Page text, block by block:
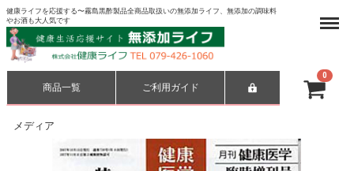
健康ライフを応援する〜霧島黒酢製品全商品取扱いの無添加ライフ、無添加の調味料
やお酒も大人気です
商品一覧 ご利用ガイド
Menu
メディア
0